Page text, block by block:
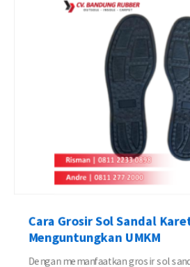
Cara Grosir Sol Sandal
Menguntungkan UMKM
Dengan memanfaatkan grosir sol